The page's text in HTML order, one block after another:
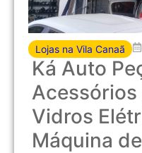
Lojas na Vila Canaã
Ká Auto
Acessórios
Vidros
Máquina